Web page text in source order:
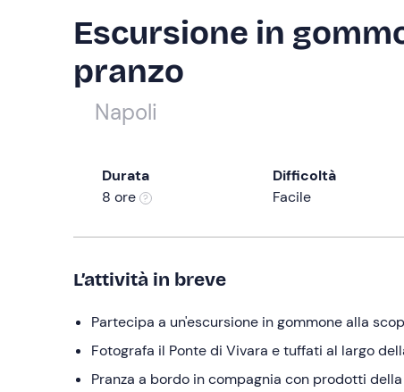
Escursione in
pranzo
Napoli
Durata
8 ore
Difficoltà
Facile
L’attività in breve
Partecipa a un'escursione in gommone alla
Fotografa il Ponte di Vivara e tuffati al largo
Pranza a bordo in compagnia con prodotti